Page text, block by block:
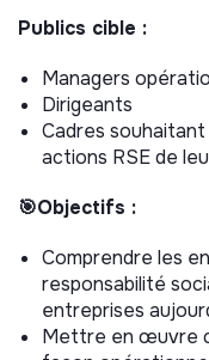
Publics cible :
Managers
Dirigeants
Cadres souhaitant
actions RSE de
🎯Objectifs :
Comprendre les
responsabilité
entreprises
Mettre en œuvre